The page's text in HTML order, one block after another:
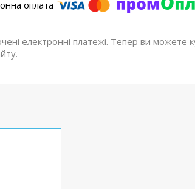
електронні платежі. Тепер ви можете